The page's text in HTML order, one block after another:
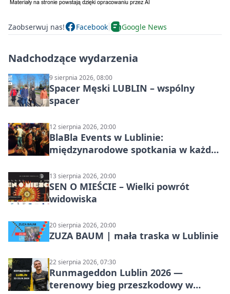
Zaobserwuj nas! Facebook Google News
Nadchodzące wydarzenia
9 sierpnia 2026, 08:00
Spacer Męski LUBLIN – wspólny
spacer
12 sierpnia 2026, 20:00
BlaBla Events w Lublinie:
międzynarodowe spotkania w każdą
13 sierpnia 2026, 20:00
SEN O MIEŚCIE – Wielki powrót
widowiska
20 sierpnia 2026, 20:00
ZUZA BAUM | mała traska w Lublinie
22 sierpnia 2026, 07:30
Runmageddon Lublin 2026 —
terenowy bieg przeszkodowy w